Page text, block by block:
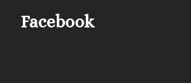
Facebook